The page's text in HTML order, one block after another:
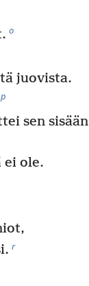
o
juovista.
p
sen sisään
ei ole.
r